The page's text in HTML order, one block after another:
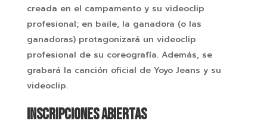
creada en el campamento y su videoclip
profesional; en baile, la ganadora (o las
ganadoras) protagonizará un videoclip
profesional de su coreografía. Además, se
grabará la canción oficial de Yoyo Jeans y su
videoclip.
Inscripciones abiertas